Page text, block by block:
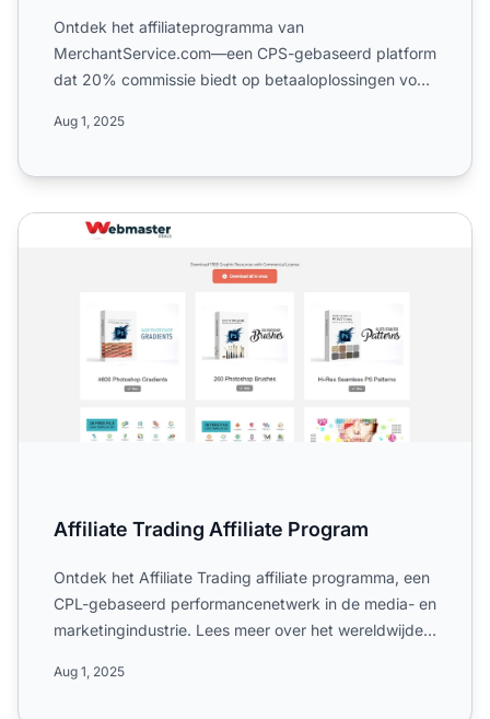
Ontdek het affiliateprogramma van
MerchantService.com—een CPS-gebaseerd platform
dat 20% commissie biedt op betaaloplossingen voor
Aug 1, 2025
Affiliate Trading Affiliate Program
Affiliate Trading Affiliate Program
Ontdek het Affiliate Trading affiliate programma, een
CPL-gebaseerd performancenetwerk in de media- en
marketingindustrie. Lees meer over het wereldwijde
Aug 1, 2025